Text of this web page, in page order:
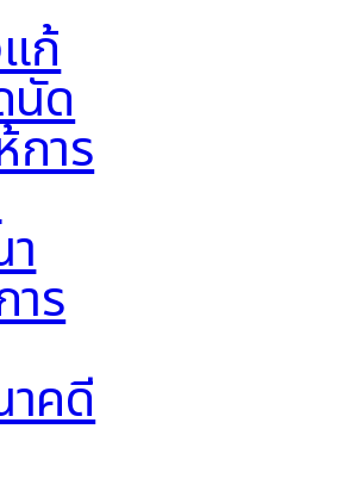
ก้
นัด
การ
าร
คดี